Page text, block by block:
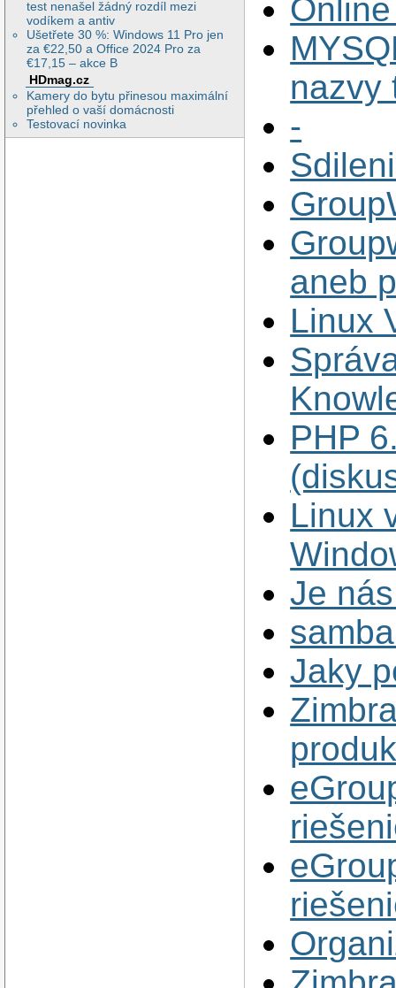
test nenašel žádný rozdíl mezi
vodíkem a antiv
Ušetřete 30 %: Windows 11 Pro jen
za €22,50 a Office 2024 Pro za
€17,15 – akce B
HDmag.cz
Kamery do bytu přinesou maximální
přehled o vaší domácnosti
Testovací novinka
nazvy
-
aneb
Linux
PHP
Linux
Je
Jaky